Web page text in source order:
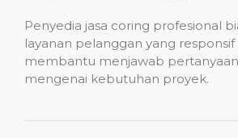
Penyedia jasa coring profesional
layanan pelanggan yang responsif
membantu menjawab
mengenai kebutuhan proyek.